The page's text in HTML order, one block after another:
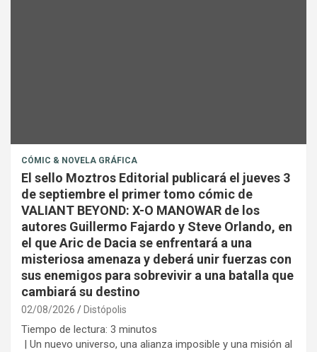
CÓMIC & NOVELA GRÁFICA
El sello Moztros Editorial publicará el jueves 3
de septiembre el primer tomo cómic de
VALIANT BEYOND: X-O MANOWAR de los
autores Guillermo Fajardo y Steve Orlando, en
el que Aric de Dacia se enfrentará a una
misteriosa amenaza y deberá unir fuerzas con
sus enemigos para sobrevivir a una batalla que
cambiará su destino
02/08/2026 Distópolis
Tiempo de lectura: 3 minutos
| Un nuevo universo, una alianza imposible y una misión al